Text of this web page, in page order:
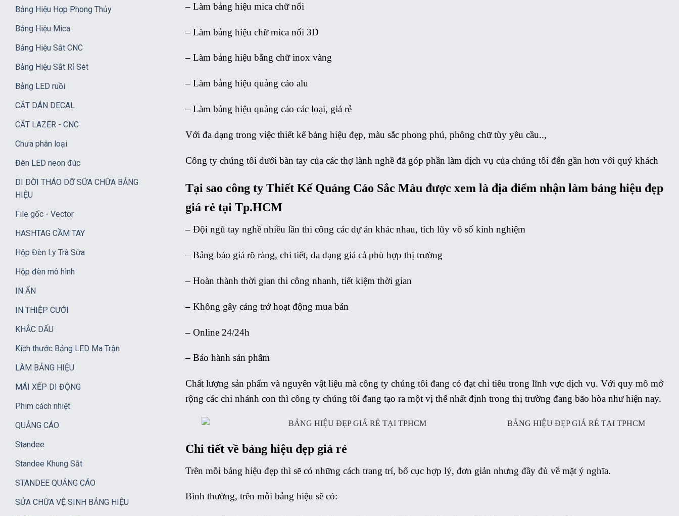
Bảng Hiệu Hợp Phong Thủy
Bảng Hiệu Mica
Bảng Hiệu Sắt CNC
Bảng Hiệu Sắt Rỉ Sét
Bảng LED ruồi
CẮT DÁN DECAL
CẮT LAZER - CNC
Chưa phân loại
Đèn LED neon đúc
DI DỜI THÁO DỠ SỮA CHỮA BẢNG
HIỆU
File gốc - Vector
HASHTAG CẦM TAY
Hộp Đèn Ly Trà Sữa
Hộp đèn mô hình
IN ẤN
IN THIỆP CƯỚI
KHẮC DẤU
Kích thước Bảng LED Ma Trận
LÀM BẢNG HIỆU
MÁI XẾP DI ĐỘNG
Phim cách nhiệt
QUẢNG CÁO
Standee
Standee Khung Sắt
STANDEE QUẢNG CÁO
SỬA CHỮA VỆ SINH BẢNG HIỆU
– Làm bảng hiệu mica chữ nổi
– Làm bảng hiệu chữ mica nổi 3D
– Làm bảng hiệu bằng chữ inox vàng
– Làm bảng hiệu quảng cáo alu
– Làm bảng hiệu quảng cáo các loại, giá rẻ
Với đa dạng trong việc thiết kếbảng hiệu đẹp, màu sắc phong phú, phông chữ tùy yêu cầu..,
Công ty chúng tôi dưới bàn tay của các thợ lành nghề đã góp phần làm dịch vụ của chúng tôi đến gần hơn với quý khách
Tại sao công ty Thiết Kế Quảng Cáo Sắc Màu được xem là địa điểm nhận làm bảng hiệu đẹp
giá rẻ tại Tp.HCM
– Đội ngũ tay nghề nhiều lần thi công các dự án khác nhau, tích lũy vô số kinh nghiệm
– Bảng báo giá rõ ràng, chi tiết, đa dạng giá cả phù hợp thị trường
– Hoàn thành thời gian thi công nhanh, tiết kiệm thời gian
– Không gây cảng trở hoạt động mua bán
– Online 24/24h
– Bảo hành sản phẩm
Chất lượng sản phẩm và nguyên vật liệu mà công ty chúng tôi đang có đạt chỉ tiêu trong lĩnh vực dịch vụ. Với quy mô mở
rộng các chi nhánh con thì công ty chúng tôi đang tạo ra một vị thế nhất định trong thị trường đang bão hòa như hiện nay.
BẢNG HIỆU ĐẸP GIÁ RẺ TẠI TPHCM
Chi tiết về bảng hiệu đẹp giá rẻ
Trên mỗi bảng hiệu đẹp thì sẽ có những cách trang trí, bố cục hợp lý, đơn giản nhưng đầy đủ về mặt ý nghĩa.
Bình thường, trên mỗi bảng hiệu sẽ có: